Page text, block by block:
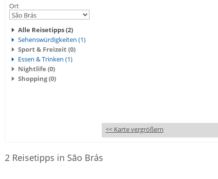
Ort
Alle Reisetipps (2)
Sehenswürdigkeiten (1)
Sport & Freizeit (0)
Essen & Trinken (1)
Nightlife (0)
Shopping (0)
<< Karte vergrößern
2 Reisetipps in São Brás